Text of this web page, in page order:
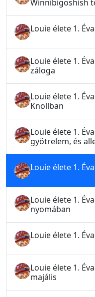
Winnibigoshish
Louie élete 1.
Louie élete 1.
záloga
Louie élete 1.
Knollban
Louie élete 1.
gyötrelem, és
Louie élete 1.
Louie élete 1.
nyomában
Louie élete 1.
Louie élete 1.
majális